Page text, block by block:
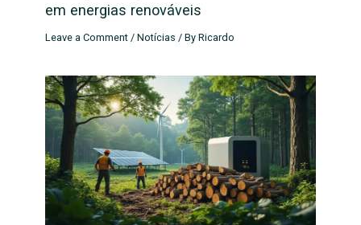
em energias renováveis
Leave a Comment /Notícias / ByRicardo